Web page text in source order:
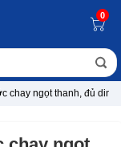
0
chay ngọt thanh, đủ dinh